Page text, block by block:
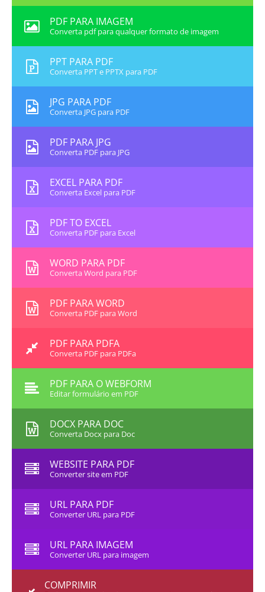
PDF PARA IMAGEM
Converta pdf para qualquer formato de imagem
PPT PARA PDF
Converta PPT e PPTX para PDF
JPG PARA PDF
Converta JPG para PDF
PDF PARA JPG
Converta PDF para JPG
EXCEL PARA PDF
Converta Excel para PDF
PDF TO EXCEL
Converta PDF para Excel
WORD PARA PDF
Converta Word para PDF
PDF PARA WORD
Converta PDF para Word
PDF PARA PDFA
Converta PDF para PDFa
PDF PARA O WEBFORM
Editar formulário em PDF
DOCX PARA DOC
Converta Docx para Doc
WEBSITE PARA PDF
Converter site em PDF
URL PARA PDF
Converter URL para PDF
URL PARA IMAGEM
Converter URL para imagem
COMPRIMIR